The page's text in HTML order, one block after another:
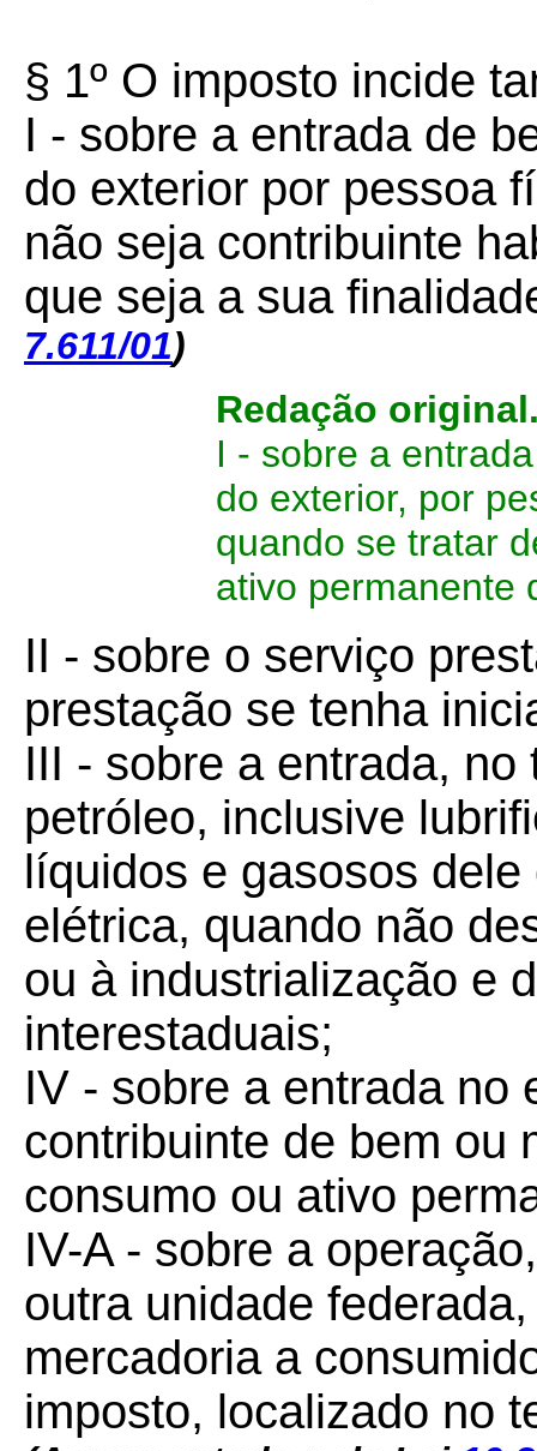
§ 1º O imposto incide
I - sobre a entrada de
do exterior por pessoa
não seja contribuinte
que seja a sua
7.611/01)
Redação
I - sobre a
do exterior, por
quando se tratar
ativo permanente
II - sobre o serviço
prestação se tenha
III - sobre a entrada,
petróleo, inclusive
líquidos e gasosos
elétrica, quando não
ou à industrialização e
interestaduais;
IV - sobre a entrada no
contribuinte de bem ou
consumo ou ativo
IV-A - sobre a
outra unidade
mercadoria a
imposto, localizado no